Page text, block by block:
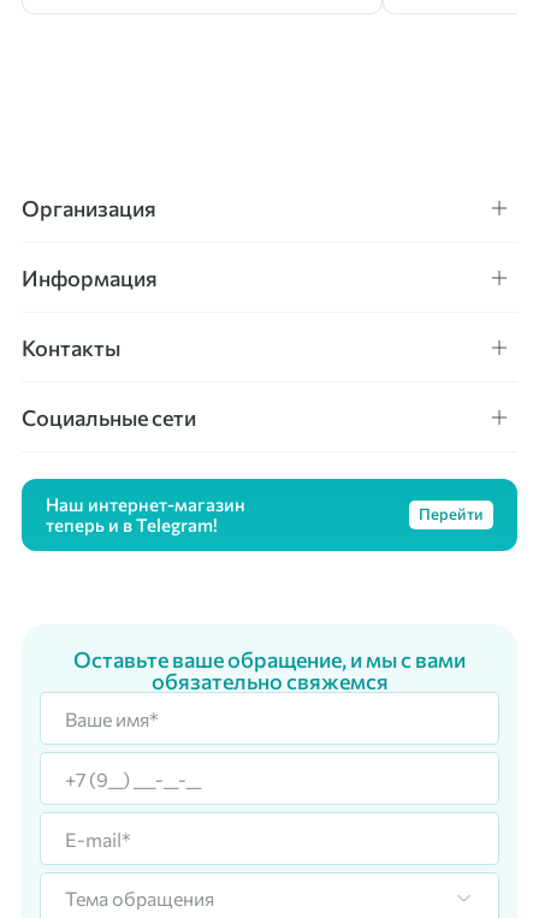
Организация
Информация
Контакты
Социальные сети
Наш интернет-магазин
теперь и в Telegram!
Перейти
Оставьте ваше обращение, и мы с вами
обязательно свяжемся
Тема обращения